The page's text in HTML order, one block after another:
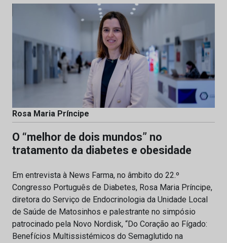
Rosa Maria Príncipe
O “melhor de dois mundos” no
tratamento da diabetes e obesidade
Em entrevista à News Farma, no âmbito do 22.º
Congresso Português de Diabetes, Rosa Maria Príncipe,
diretora do Serviço de Endocrinologia da Unidade Local
de Saúde de Matosinhos e palestrante no simpósio
patrocinado pela Novo Nordisk, “Do Coração ao Fígado:
Benefícios Multissistémicos do Semaglutido na